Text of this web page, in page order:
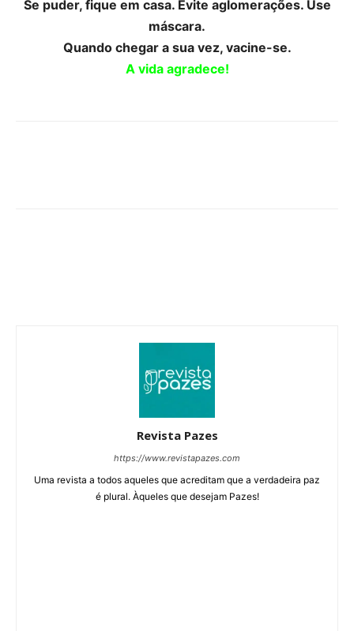
Se puder, fique em casa. Evite aglomerações. Use
máscara.
Quando chegar a sua vez, vacine-se.
A vida agradece!
Revista Pazes
https://www.revistapazes.com
Uma revista a todos aqueles que acreditam que a verdadeira paz
é plural. Àqueles que desejam Pazes!